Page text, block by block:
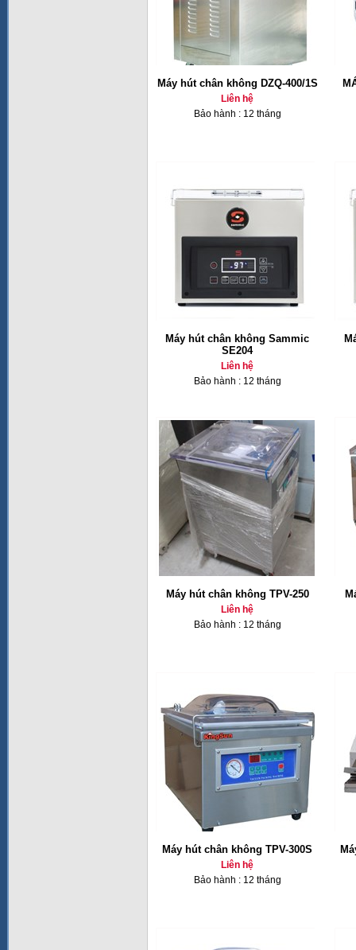
Máy hút chân không DZQ-400/1S
Liên hệ
Bảo hành : 12 tháng
Máy hút chân không Sammic
SE204
Liên hệ
Bảo hành : 12 tháng
Máy hút chân không TPV-250
Liên hệ
Bảo hành : 12 tháng
Máy hút chân không TPV-300S
Liên hệ
Bảo hành : 12 tháng